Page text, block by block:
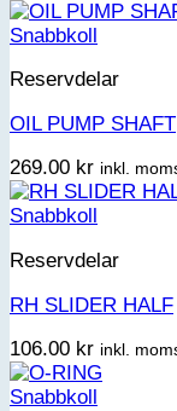
Snabbkoll
Reservdelar
OIL PUMP SHAFT
269.00 kr inkl.
Snabbkoll
Reservdelar
RH SLIDER HALF
106.00 kr inkl.
Snabbkoll